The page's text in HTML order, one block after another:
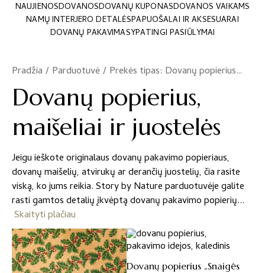
NAUJIENOSDOVANOSDOVANŲ KUPONASDOVANOS VAIKAMS
NAMŲ INTERJERO DETALĖSPAPUOŠALAI IR AKSESUARAI
DOVANŲ PAKAVIMASYPATINGI PASIŪLYMAI
Pradžia / Parduotuvė/ Prekės tipas: Dovanų popierius, maišeliai ir juostelės
Dovanų popierius,
maišeliai ir juostelės
Jeigu ieškote originalaus dovanų pakavimo popieriaus,
dovanų maišelių, atvirukų ar derančių juostelių, čia rasite
viską, ko jums reikia. Story by Nature parduotuvėje galite
rasti gamtos detalių įkvėptą dovanų pakavimo popierių
Skaityti plačiau
Dovanų popierius „Snaigės